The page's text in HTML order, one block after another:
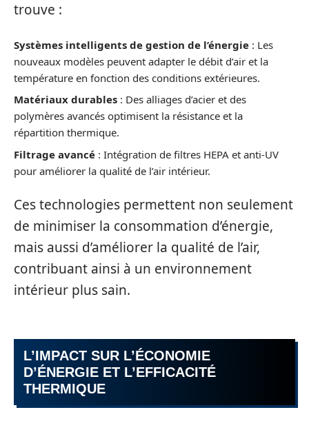
trouve :
Systèmes intelligents de gestion de l’énergie : Les
nouveaux modèles peuvent adapter le débit d’air et la
température en fonction des conditions extérieures.
Matériaux durables : Des alliages d’acier et des
polymères avancés optimisent la résistance et la
répartition thermique.
Filtrage avancé : Intégration de filtres HEPA et anti-UV
pour améliorer la qualité de l’air intérieur.
Ces technologies permettent non seulement
de minimiser la consommation d’énergie,
mais aussi d’améliorer la qualité de l’air,
contribuant ainsi à un environnement
intérieur plus sain.
L’IMPACT SUR L’ÉCONOMIE
D’ÉNERGIE ET L’EFFICACITÉ
THERMIQUE